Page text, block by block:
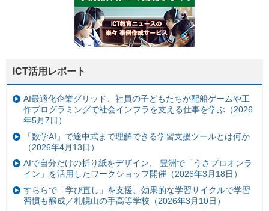
ICT活用レポート
AI最適化企業グリッド、社員の子どもたちが配船ゲームや工
作プログラミングで社会インフラを支える仕事を学ぶ（2026
年5月7日）
「数学AI」で途中式まで理解できる学習支援ツールとは何か
（2026年4月13日）
AIで自分だけの折り紙をデザイン、 豊洲で「うさプロオンラ
イン」を活用したワークショップ開催（2026年3月18日）
すららで「学び直し」を支援、効果的な学習サイクルで学習
習慣も醸成／札幌山の手高等学校（2026年3月10日）